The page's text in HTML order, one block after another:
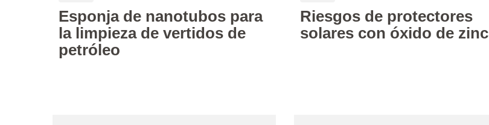
Esponja de nanotubos para
la limpieza de vertidos de
petróleo
Riesgos de protectores
solares con óxido de zinc